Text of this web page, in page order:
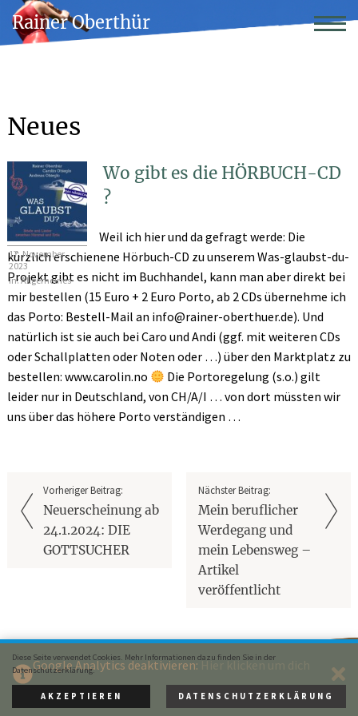
Diese Seite verwendet Cookies. Mehr Informationen dazu finden Sie in der
Datenschutzerklärung.
AKZEPTIEREN DATENSCHUTZERKLÄRUNG
Rainer Oberthür
Neues
17. November
2023
in:Allgemeines
Wo gibt es die HÖRBUCH-CD
?
Weil ich hier und da gefragt werde: Die
kürzlich erschienene Hörbuch-CD zu unserem Was-glaubst-du-
Projekt gibt es nicht im Buchhandel, kann man aber direkt bei
mir bestellen (15 Euro + 2 Euro Porto, ab 2 CDs übernehme ich
das Porto: Bestell-Mail an info@rainer-oberthuer.de). Und
natürlich ist sie auch bei Caro und Andi (ggf. mit weiteren CDs
oder Schallplatten oder Noten oder …) über den Marktplatz zu
bestellen: www.carolin.no
Die Portoregelung (s.o.) gilt
leider nur in Deutschland, von CH/A/I … von dort müssten wir
uns über das höhere Porto verständigen …
Vorheriger Beitrag:
Neuerscheinung ab
24.1.2024: DIE
GOTTSUCHER
Nächster Beitrag:
Mein beruflicher
Werdegang und
mein Lebensweg –
Artikel
veröffentlicht
Rainer Oberthür bei Facebook
© 2015 Rainer Oberthür · Impressum · Webdesign: XIQIT GmbH
Google Analytics deaktivieren:Hier klicken um dich
auszutragen.